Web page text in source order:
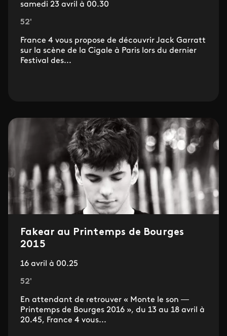
samedi 23 avril à 00.30
52'
France 4 vous propose de découvrir Jack Garratt
sur la scène de la Cigale à Paris lors du dernier
Festival des...
Fakear au Printemps de Bourges
2015
16 avril à 00.25
52'
En attendant de retrouver « Monte le son —
Printemps de Bourges 2016 », du 13 au 18 avril à
20.45, France 4 vous...